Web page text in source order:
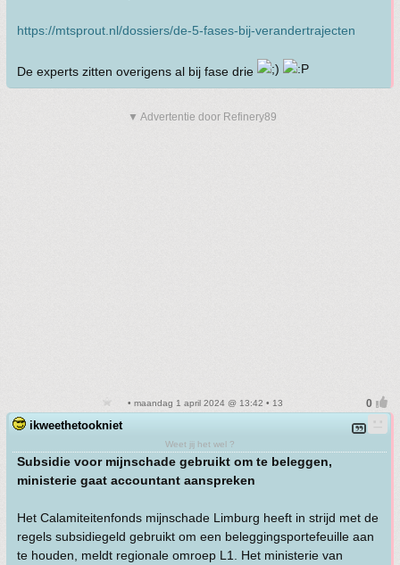
https://mtsprout.nl/dossiers/de-5-fases-bij-verandertrajecten
De experts zitten overigens al bij fase drie
▼ Advertentie door Refinery89
• maandag 1 april 2024 @ 13:42 • 13
ikweethetookniet
Weet jij het wel ?
Subsidie voor mijnschade gebruikt om te beleggen,
ministerie gaat accountant aanspreken
Het Calamiteitenfonds mijnschade Limburg heeft in strijd met de
regels subsidiegeld gebruikt om een beleggingsportefeuille aan
te houden, meldt regionale omroep L1. Het ministerie van